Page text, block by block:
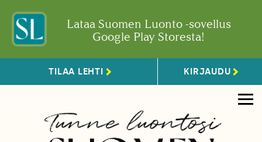
Lataa Suomen Luonto -sovellus
Google Play Storesta!
TILAA LEHTI KIRJAUDU